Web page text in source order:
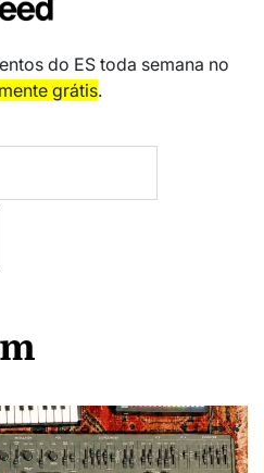
do ES toda semana no
grátis.